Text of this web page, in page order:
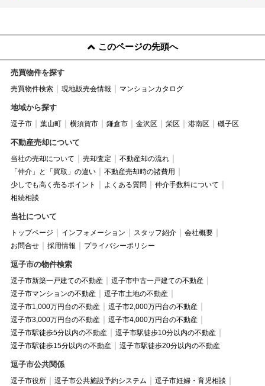
このページの先頭へ
売買物件を探す
売買物件検索 現地販売会情報 マンションカタログ
地域から探す
逗子市 葉山町 横須賀市 鎌倉市 金沢区 栄区 港南区 磯子区
不動産売却について
当社の売却について 売却査定
不動産却の流れ
「仲介」と「買取」の違い
不動産売却時の諸費用
少しでも高く売るポイント
よくある質問
仲介手数料について
相続相談
当社について
トップページ インフォメーション スタッフ紹介
会社概要
お問合せ
採用情報 プライバシーポリシー
逗子市の物件検索
逗子市新築一戸建ての不動産
逗子市中古一戸建ての不動産
逗子市マンションの不動産
逗子市土地の不動産
逗子市1,000万円台の不動産
逗子市2,000万円台の不動産
逗子市3,000万円台の不動産
逗子市4,000万円台の不動産
逗子市駅徒歩5分以内の不動産
逗子市駅徒歩10分以内の不動産
逗子市駅徒歩15分以内の不動産
逗子市駅徒歩20分以内の不動産
逗子市公共関係
逗子市役所 逗子市公共施設予約システム
逗子市妊婦・育児相談